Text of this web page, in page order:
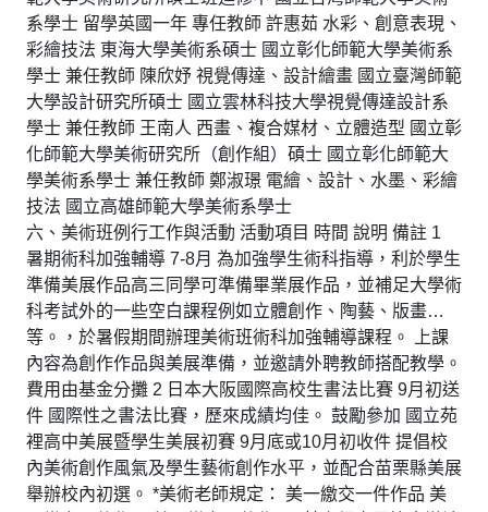
系學士 留學英國一年 專任教師 許惠茹 水彩、創意表現、
彩繪技法 東海大學美術系碩士 國立彰化師範大學美術系
學士 兼任教師 陳欣妤 視覺傳達、設計繪畫 國立臺灣師範
大學設計研究所碩士 國立雲林科技大學視覺傳達設計系
學士 兼任教師 王南人 西畫、複合媒材、立體造型 國立彰
化師範大學美術研究所（創作組）碩士 國立彰化師範大
學美術系學士 兼任教師 鄭淑璟 電繪、設計、水墨、彩繪
技法 國立高雄師範大學美術系學士
六、美術班例行工作與活動 活動項目 時間 說明 備註 1
暑期術科加強輔導 7-8月 為加強學生術科指導，利於學生
準備美展作品高三同學可準備畢業展作品，並補足大學術
科考試外的一些空白課程例如立體創作、陶藝、版畫…
等。，於暑假期間辦理美術班術科加強輔導課程。 上課
內容為創作作品與美展準備，並邀請外聘教師搭配教學。
費用由基金分攤 2 日本大阪國際高校生書法比賽 9月初送
件 國際性之書法比賽，歷來成績均佳。 鼓勵參加 國立苑
裡高中美展暨學生美展初賽 9月底或10月初收件 提倡校
內美術創作風氣及學生藝術創作水平，並配合苗栗縣美展
舉辦校內初選。 *美術老師規定： 美一繳交一件作品 美